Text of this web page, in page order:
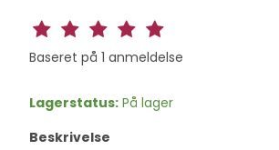
Baseret på 1 anmeldelse
Lagerstatus: På lager
Beskrivelse